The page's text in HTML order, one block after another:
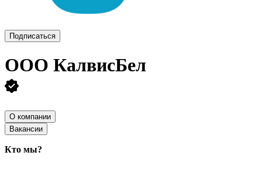
Подписаться
ООО КалвисБел
О компании
Вакансии
Кто мы?